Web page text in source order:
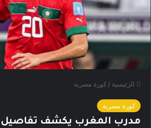
الرئيسية / كورة مصرية
كورة مصرية
مدرب المغرب يكشف تفاصيل